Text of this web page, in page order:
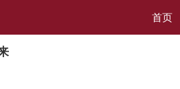
首页